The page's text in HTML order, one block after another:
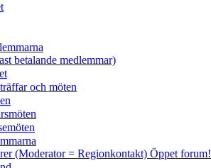
betalande medlemmar)
och möten
(Moderator = Regionkontakt) Öppet forum!